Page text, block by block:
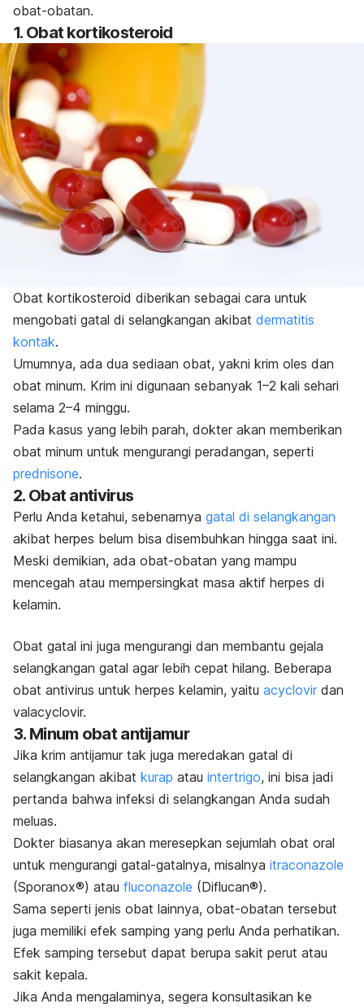
obat-obatan.
1. Obat kortikosteroid
Obat kortikosteroid diberikan sebagai cara untuk
mengobati gatal di selangkangan akibat dermatitis
kontak.
Umumnya, ada dua sediaan obat, yakni krim oles dan
obat minum. Krim ini digunaan sebanyak 1–2 kali sehari
selama 2–4 minggu.
Pada kasus yang lebih parah, dokter akan memberikan
obat minum untuk mengurangi peradangan, seperti
prednisone.
2. Obat antivirus
Perlu Anda ketahui, sebenarnya gatal di selangkangan
akibat herpes belum bisa disembuhkan hingga saat ini.
Meski demikian, ada obat-obatan yang mampu
mencegah atau mempersingkat masa aktif herpes di
kelamin.
Obat gatal ini juga mengurangi dan membantu gejala
selangkangan gatal agar lebih cepat hilang. Beberapa
obat antivirus untuk herpes kelamin, yaitu acyclovir dan
valacyclovir.
3. Minum obat antijamur
Jika krim antijamur tak juga meredakan gatal di
selangkangan akibat kurap atau intertrigo, ini bisa jadi
pertanda bahwa infeksi di selangkangan Anda sudah
meluas.
Dokter biasanya akan meresepkan sejumlah obat oral
untuk mengurangi gatal-gatalnya, misalnya itraconazole
(Sporanox®) atau fluconazole (Diflucan®).
Sama seperti jenis obat lainnya, obat-obatan tersebut
juga memiliki efek samping yang perlu Anda perhatikan.
Efek samping tersebut dapat berupa sakit perut atau
sakit kepala.
Jika Anda mengalaminya, segera konsultasikan ke